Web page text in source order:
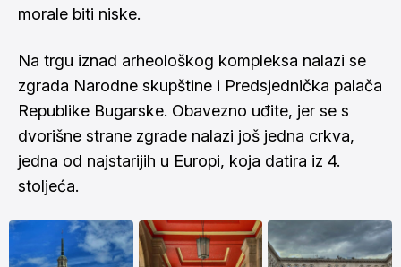
morale biti niske.
Na trgu iznad arheološkog kompleksa nalazi se
zgrada Narodne skupštine i Predsjednička palača
Republike Bugarske. Obavezno uđite, jer se s
dvorišne strane zgrade nalazi još jedna crkva,
jedna od najstarijih u Europi, koja datira iz 4.
stoljeća.